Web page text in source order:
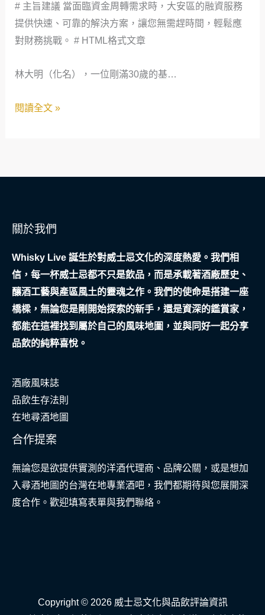
到
事
業
峰
# 主旨建議 當面臨資金周轉需求時，大安區的融資服務
提供快速、可靠的解決方案，讓您無需趕時間，輕鬆應
對財務挑戰。 # HTML格式文章
林大明（化名），一位剛滿30歲的基…
據
師
的
行
宙
閱讀全文 »
關於我們
Whisky Live 誕生於對威士忌文化的深度熱愛。我們相
信，每一杯威士忌都不只是飲品，而是承載著酒廠歷史、
釀酒工藝與產區風土的靈魂之作。我們的使命是搭建一座
橋樑，無論您是剛開始探索的新手，還是資深的鑑賞家，
都能在這裡找到屬於自己的風味地圖，並與同好一起分享
品飲的純粹喜悅。
酒廠風味誌
品飲生存法則
在地尋酒地圖
合作提案
無論您是欲提供實測的洋酒代理商、品牌公關，或是想加
入尋酒地圖的台灣在地專業酒吧，我們都期待與您展開深
度合作。歡迎填寫表單與我們聯絡。
Copyright © 2026 威士忌文化與品飲評論資訊